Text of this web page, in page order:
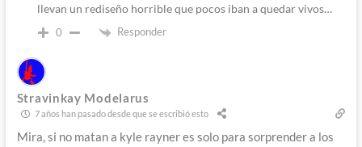
llevan un rediseño horrible que pocos iban a quedar vivos…
0 Responder
Stravinkay Modelarus
7 años han pasado desde que se escribió esto
Mira, si no matan a kyle rayner es solo para sorprender a los